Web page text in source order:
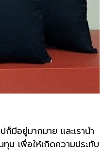
มีอยู่มากมาย และเรานำ
น เพื่อให้เกิดความประทับ